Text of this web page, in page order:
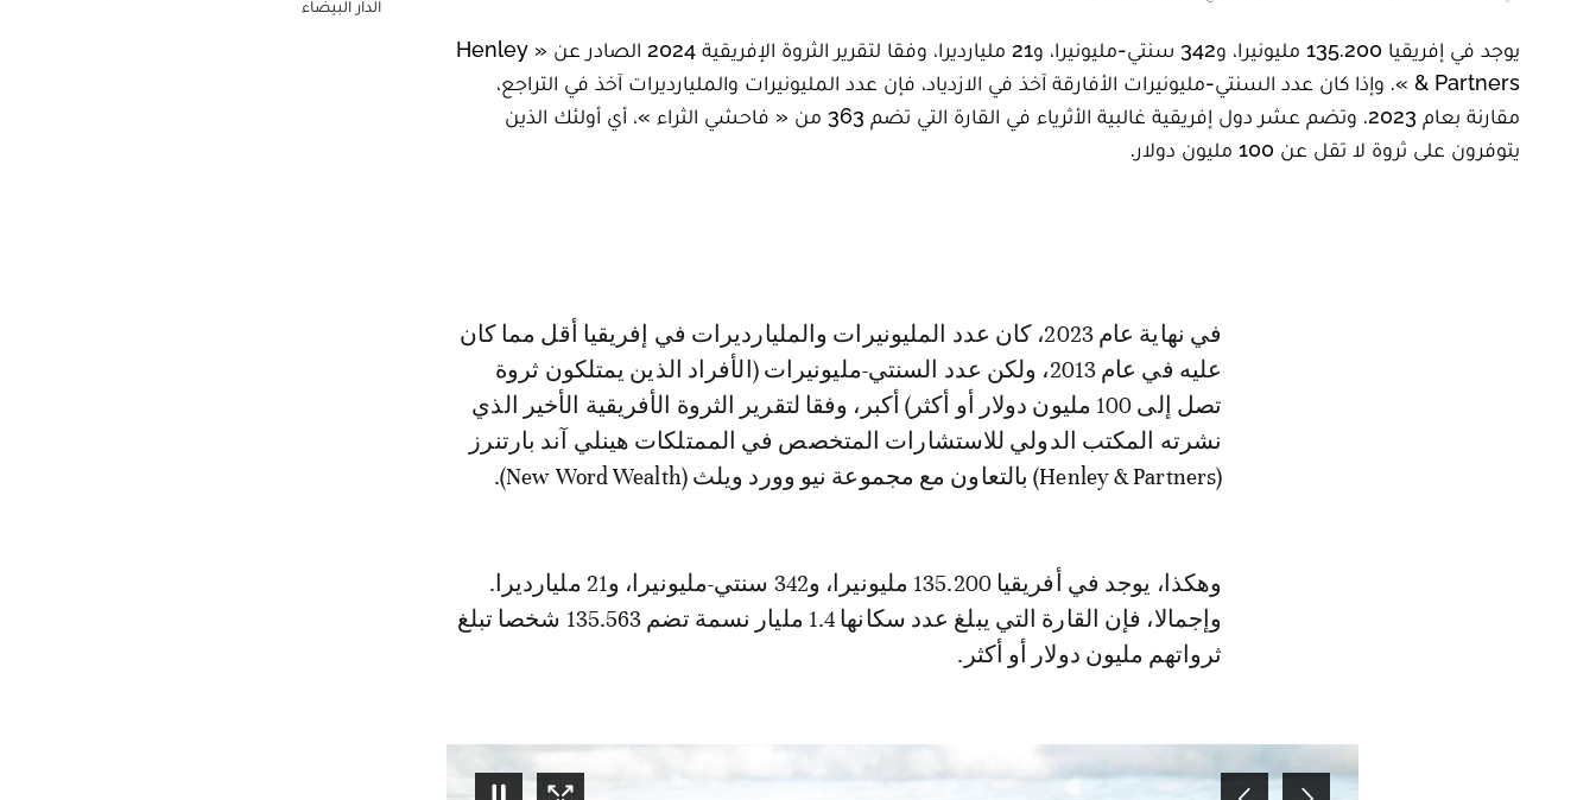
يوجد في إفريقيا 135.200 مليونيرا، و342 سنتي-مليونيرا، و21 مليارديرا، وفقا لتقرير الثروة الإفريقية 2024 الصادر عن « Henley
& Partners ». وإذا كان عدد السنتي-مليونيرات الأفارقة آخذ في الازدياد، فإن عدد المليونيرات والمليارديرات آخذ في التراجع،
مقارنة بعام 2023. وتضم عشر دول إفريقية غالبية الأثرياء في القارة التي تضم 363 من « فاحشي الثراء »، أي أولئك الذين
يتوفرون على ثروة لا تقل عن 100 مليون دولار.
في نهاية عام 2023، كان عدد المليونيرات والمليارديرات في إفريقيا أقل مما كان
عليه في عام 2013، ولكن عدد السنتي-مليونيرات (الأفراد الذين يمتلكون ثروة
تصل إلى 100 مليون دولار أو أكثر) أكبر، وفقا لتقرير الثروة الأفريقية الأخير الذي
نشرته المكتب الدولي للاستشارات المتخصص في الممتلكات هينلي آند بارتنرز
(Henley & Partners) بالتعاون مع مجموعة نيو وورد ويلث (New Word Wealth).
وهكذا، يوجد في أفريقيا 135.200 مليونيرا، و342 سنتي-مليونيرا، و21 مليارديرا.
وإجمالا، فإن القارة التي يبلغ عدد سكانها 1.4 مليار نسمة تضم 135.563 شخصا تبلغ
ثرواتهم مليون دولار أو أكثر.
الدار البيضاء